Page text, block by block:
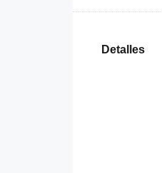
Detalles